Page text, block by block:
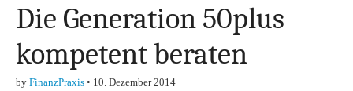
Die Generation 50plus
kompetent beraten
by FinanzPraxis • 10. Dezember 2014